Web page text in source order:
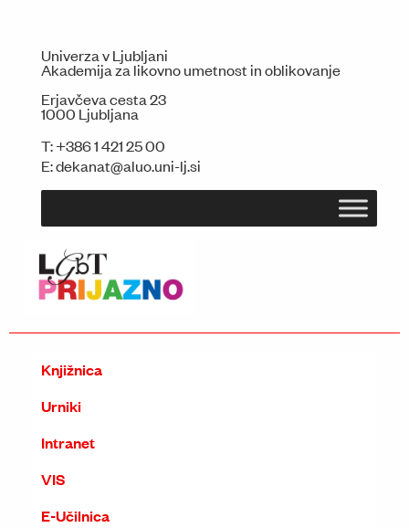
Univerza v Ljubljani
Akademija za likovno umetnost in oblikovanje
Erjavčeva cesta 23
1000 Ljubljana
T:+386 1 421 25 00
E:dekanat@aluo.uni-lj.si
Knjižnica
Urniki
Intranet
VIS
E-Učilnica